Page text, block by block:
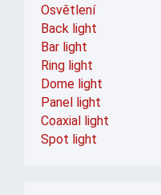
Osvětlení
Back light
Bar light
Ring light
Dome light
Panel light
Coaxial light
Spot light